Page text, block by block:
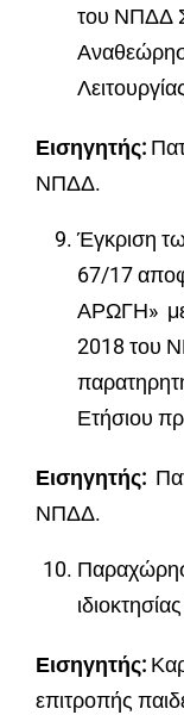
του ΝΠΔΔ
Εισηγητής:
ΝΠΔΔ.
Έγκριση
67/17
ΑΡΩΓΗ» με
2018 του
Ετήσιου
Εισηγητής:
ΝΠΔΔ.
Εισηγητής:
επιτροπής